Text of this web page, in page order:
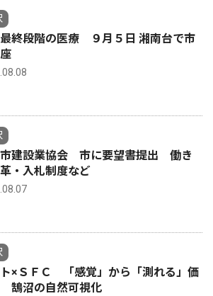
終段階の医療 ９月５日 湘南台で市
建設業協会 市に要望書提出 働き
・入札制度など
×ＳＦＣ 「感覚」から「測れる」価
鵠沼の自然可視化